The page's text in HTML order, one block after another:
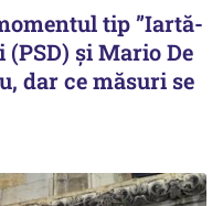
tip ”Iartă-
și Mario De
dar ce măsuri se